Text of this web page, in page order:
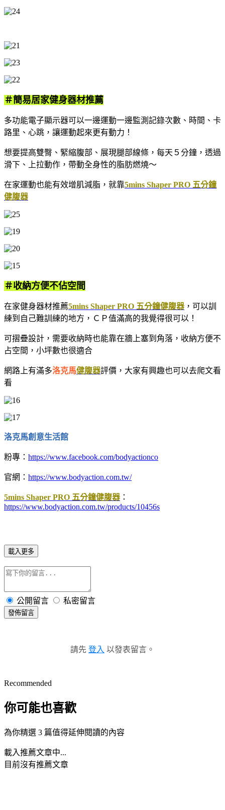
＃簡易居家健身器材推薦
多功能電子顯示器可以一邊運動一邊監測記錄次數、時間、卡
路里、心跳，讓運動起來更有動力！
想要提高雙臀、緊縮腹部、展現腿部線條，每天５分鐘，透過
滑下、上拉動作，帶動全身性的脂肪燃燒～
在家運動也能有效增肌減脂，就靠5mins Shaper PRO 五分鐘
健腹器
＃收納方便不佔空間
在家健身器材推薦5mins Shaper PRO 五分鐘健腹器 ，可以訓
練到自己難訓練的地方，ＣＰ值滿高的我覺得很可以！
可摺疊設計，需要收納時也能靠在牆上塞到角落，收納方便不
占空間，小坪數也很適合
網路上有滿多洛克馬健腹器評價，大家有興趣也可以去爬文看
看
洛克馬創意生活館
粉專： https://www.facebook.com/bodyactionco
官網： https://www.bodyaction.com.tw/
5mins Shaper PRO 五分鐘健腹器 ：
https://www.bodyaction.com.tw/products/10456s
載入更多
公開留言 私密留言
發佈留言
請先 登入 以發表留言。
Recommended
你可能也喜歡
為你精選 3 篇值得延伸閱讀的內容
載入推薦文章中...
目前沒有推薦文章